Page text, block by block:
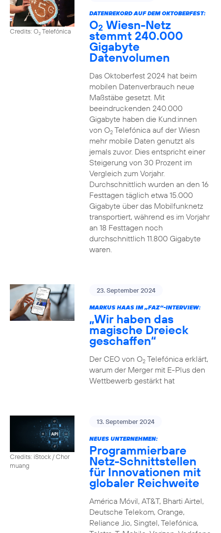
Credits: O2Telefónica
DATENREKORD AUF DEM OKTOBERFEST:
O2 Wiesn-Netz
stemmt 240.000
Gigabyte
Datenvolumen
Das Oktoberfest 2024 hat beim
mobilen Datenverbrauch neue
Maßstäbe gesetzt. Mit
beeindruckenden 240.000
Gigabyte haben die Kund:innen
von O2Telefónica auf der Wiesn
mehr mobile Daten genutzt als
jemals zuvor. Dies entspricht einer
Steigerung von 30 Prozent im
Vergleich zum Vorjahr.
Durchschnittlich wurden an den 16
Festtagen täglich etwa 15.000
Gigabyte über das Mobilfunknetz
transportiert, während es im Vorjahr
an 18 Festtagen noch
durchschnittlich 11.800 Gigabyte
waren.
23. September 2024
MARKUS HAAS IM „FAZ“-INTERVIEW:
„Wir haben das
magische Dreieck
geschaffen“
Der CEO von O2Telefónica erklärt,
warum der Merger mit E-Plus den
Wettbewerb gestärkt hat
Credits: iStock / Chor
muang
13. September 2024
NEUES UNTERNEHMEN:
Programmierbare
Netz-Schnittstellen
für Innovationen mit
globaler Reichweite
América Móvil, AT&T, Bharti Airtel,
Deutsche Telekom, Orange,
Reliance Jio, Singtel, Telefónica,